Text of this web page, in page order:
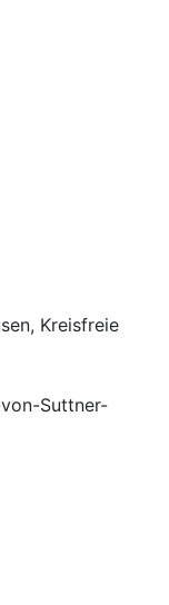
Kreisfreie
Suttner-